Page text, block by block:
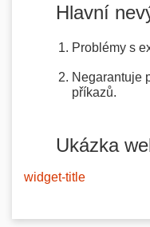
Hlavní
Problémy s
Negarantuje
příkazů.
Ukázka
widget-title